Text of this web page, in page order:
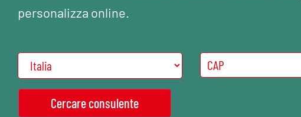
personalizza online.